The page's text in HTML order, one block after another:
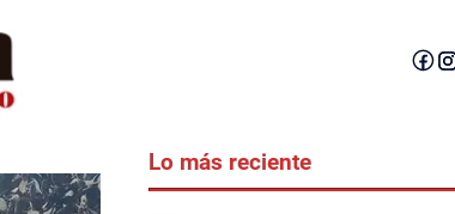
Lo más reciente